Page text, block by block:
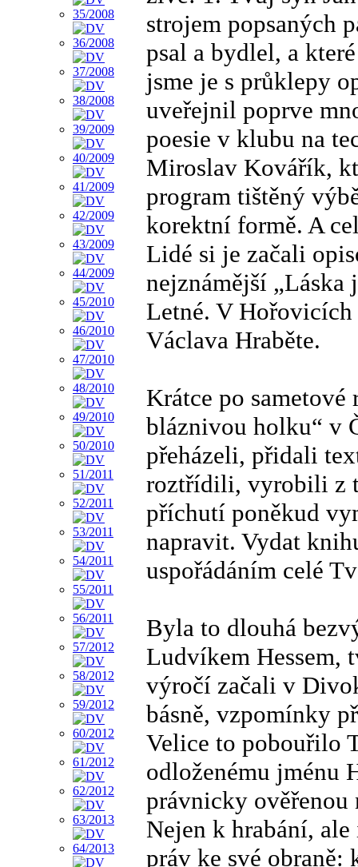
strojem popsaných
psal a bydlel, a
jsme je s průklepy
uveřejnil poprve
poesie v klubu na
Miroslav Kovářík,
program tištěný
korektní formě. A
Lidé si je začali
nejznámější „Láska
Letné. V
Václava Hraběte.
Krátce po
bláznivou holku“ v
přeházeli, přidali
roztřídili, vyrobili z
příchutí poněkud
napravit. Vydat
uspořádáním celé
Byla to dlouhá
Ludvíkem Hessem,
výročí začali v
básně, vzpomínky
Velice to pobouřilo
odloženému jménu
právnicky ověřenou
Nejen k hrabání,
práv ke své obraně: